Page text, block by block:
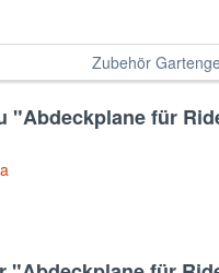
Zubehör
"Abdeckplane für